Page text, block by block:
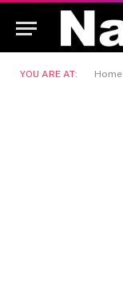
YOU ARE AT: Home